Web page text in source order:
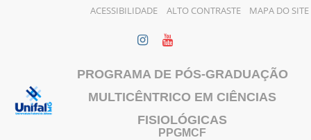
ACESSIBILIDADE ALTO CONTRASTE MAPA DO SITE
PROGRAMA DE PÓS-GRADUAÇÃO
MULTICÊNTRICO EM CIÊNCIAS
FISIOLÓGICAS
PPGMCF